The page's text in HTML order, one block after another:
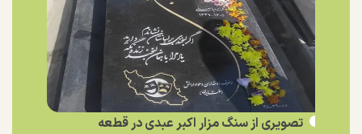
تصویری از سنگ مزار اکبر عبدی در قطعه